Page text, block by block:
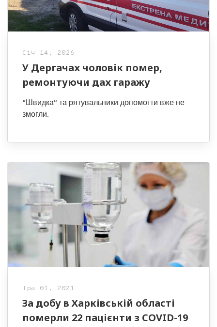
Січ 14, 2026
У Дергачах чоловік помер,
ремонтуючи дах гаражу
“Швидка” та рятувальники допомогти вже не
змогли.
Тра 01, 2021
За добу в Харківській області
померли 22 пацієнти з COVID-19